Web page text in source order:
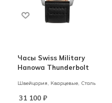
Часы Swiss Military
Hanowa Thunderbolt
Швейцария, Кварцевые, Сталь
31 100 ₽